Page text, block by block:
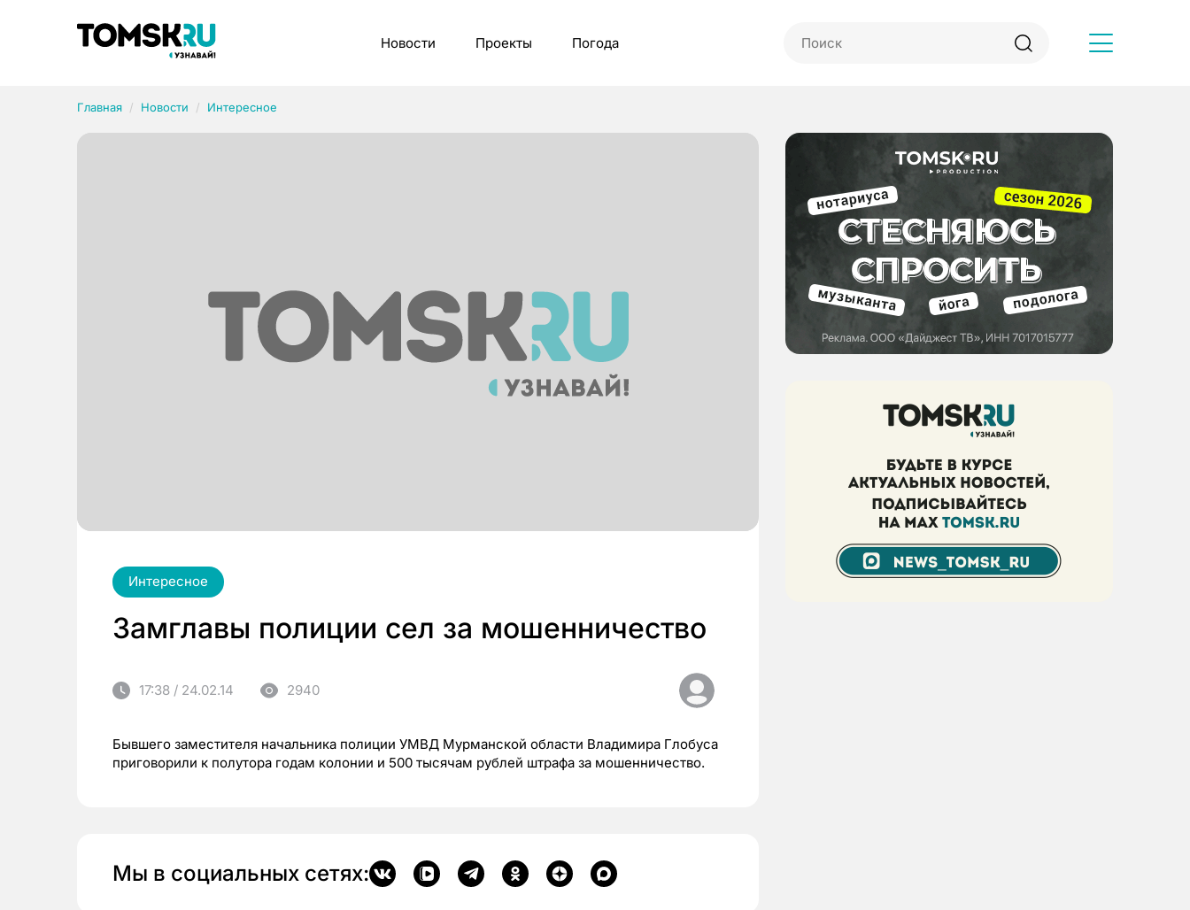
Новости Проекты Погода
Главная Новости Интересное
Интересное
Замглавы полиции сел за мошенничество
17:38 / 24.02.14 2940
Бывшего заместителя начальника полиции УМВД Мурманской области Владимира Глобуса
приговорили к полутора годам колонии и 500 тысячам рублей штрафа за мошенничество.
Мы в социальных сетях:
Рубрики